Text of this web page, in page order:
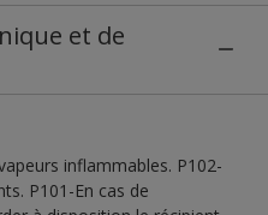
et de
inflammables. P102-
P101-En cas de